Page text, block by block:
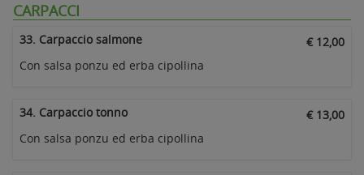
CARPACCI
33. Carpaccio salmone
€ 12,00
Con salsa ponzu ed erba cipollina
34. Carpaccio tonno
€ 13,00
Con salsa ponzu ed erba cipollina